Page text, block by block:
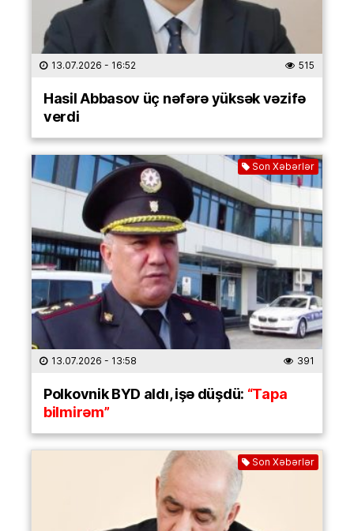
13.07.2026 - 16:52 515
Hasil Abbasov üç nəfərə yüksək vəzifə
verdi
Son Xəbərlər
13.07.2026 - 13:58 391
Polkovnik BYD aldı, işə düşdü: “Tapa
bilmirəm”
Son Xəbərlər